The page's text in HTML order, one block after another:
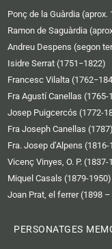
b
e
Ponç de la Guàrdia (aprox.
Ramon de Saguàrdia
Andreu Despens (segon
Isidre Serrat (1751−1822)
Francesc Vilalta
Fra Agustí Canellas (1765-
Josep Puigcercós (1772-
Fra Joseph Canellas (1787)
Fra. Josep d’Alpens (1816-
Vicenç Vinyes, O. P. (1837-
Miquel Casals (1879-1950)
Joan Prat, el ferrer (1898
PERSONATGES